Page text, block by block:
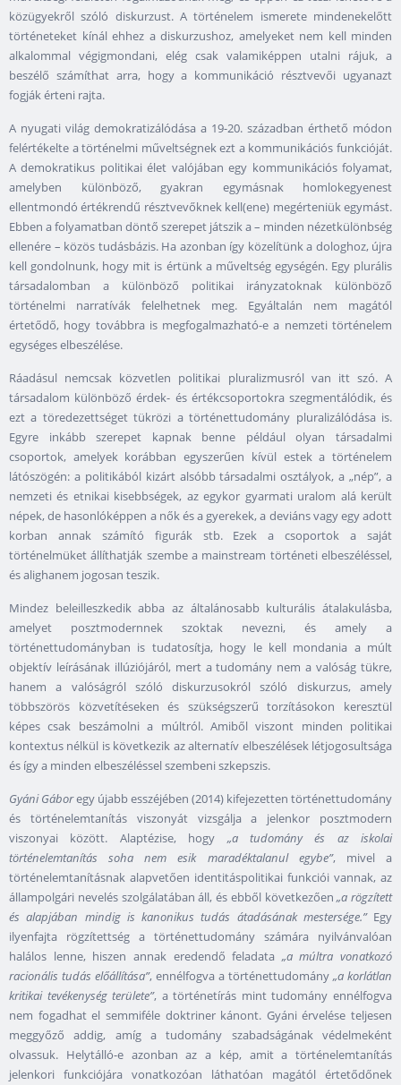
közügyekről szóló diskurzust. A történelem ismerete mindenekelőtt
történeteket kínál ehhez a diskurzushoz, amelyeket nem kell minden
alkalommal végigmondani, elég csak valamiképpen utalni rájuk, a
beszélő számíthat arra, hogy a kommunikáció résztvevői ugyanazt
fogják érteni rajta.
A nyugati világ demokratizálódása a 19-20. században érthető módon
felértékelte a történelmi műveltségnek ezt a kommunikációs funkcióját.
A demokratikus politikai élet valójában egy kommunikációs folyamat,
amelyben különböző, gyakran egymásnak homlokegyenest
ellentmondó értékrendű résztvevőknek kell(ene) megérteniük egymást.
Ebben a folyamatban döntő szerepet játszik a – minden nézetkülönbség
ellenére – közös tudásbázis. Ha azonban így közelítünk a dologhoz, újra
kell gondolnunk, hogy mit is értünk a műveltség egységén. Egy plurális
társadalomban a különböző politikai irányzatoknak különböző
történelmi narratívák felelhetnek meg. Egyáltalán nem magától
értetődő, hogy továbbra is megfogalmazható-e a nemzeti történelem
egységes elbeszélése.
Ráadásul nemcsak közvetlen politikai pluralizmusról van itt szó. A
társadalom különböző érdek- és értékcsoportokra szegmentálódik, és
ezt a töredezettséget tükrözi a történettudomány pluralizálódása is.
Egyre inkább szerepet kapnak benne például olyan társadalmi
csoportok, amelyek korábban egyszerűen kívül estek a történelem
látószögén: a politikából kizárt alsóbb társadalmi osztályok, a „nép”, a
nemzeti és etnikai kisebbségek, az egykor gyarmati uralom alá került
népek, de hasonlóképpen a nők és a gyerekek, a deviáns vagy egy adott
korban annak számító figurák stb. Ezek a csoportok a saját
történelmüket állíthatják szembe a mainstream történeti elbeszéléssel,
és alighanem jogosan teszik.
Mindez beleilleszkedik abba az általánosabb kulturális átalakulásba,
amelyet posztmodernnek szoktak nevezni, és amely a
történettudományban is tudatosítja, hogy le kell mondania a múlt
objektív leírásának illúziójáról, mert a tudomány nem a valóság tükre,
hanem a valóságról szóló diskurzusokról szóló diskurzus, amely
többszörös közvetítéseken és szükségszerű torzításokon keresztül
képes csak beszámolni a múltról. Amiből viszont minden politikai
kontextus nélkül is következik az alternatív elbeszélések létjogosultsága
és így a minden elbeszéléssel szembeni szkepszis.
Gyáni Gáboregy újabb esszéjében (2014) kifejezetten történettudomány
és történelemtanítás viszonyát vizsgálja a jelenkor posztmodern
viszonyai között. Alaptézise, hogy „a tudomány és az iskolai
történelemtanítás soha nem esik maradéktalanul egybe”, mivel a
történelemtanításnak alapvetően identitáspolitikai funkciói vannak, az
állampolgári nevelés szolgálatában áll, és ebből következően„a rögzített
és alapjában mindig is kanonikus tudás átadásának mestersége.”Egy
ilyenfajta rögzítettség a történettudomány számára nyilvánvalóan
halálos lenne, hiszen annak eredendő feladata „a múltra vonatkozó
racionális tudás előállítása”, ennélfogva a történettudomány „a korlátlan
kritikai tevékenység területe”, a történetírás mint tudomány ennélfogva
nem fogadhat el semmiféle doktriner kánont. Gyáni érvelése teljesen
meggyőző addig, amíg a tudomány szabadságának védelmeként
olvassuk. Helytálló-e azonban az a kép, amit a történelemtanítás
jelenkori funkciójára vonatkozóan láthatóan magától értetődőnek